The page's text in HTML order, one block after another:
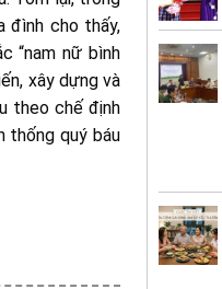
đình cho thấy,
“nam nữ bình
xây dựng và
theo chế định
thống quý báu